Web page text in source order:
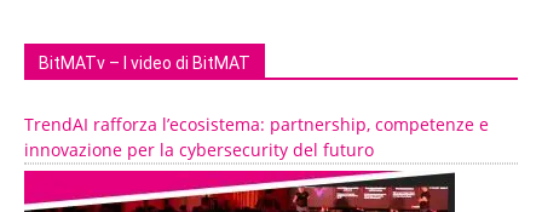
BitMATv – I video di BitMAT
TrendAI rafforza l’ecosistema: partnership, competenze e
innovazione per la cybersecurity del futuro